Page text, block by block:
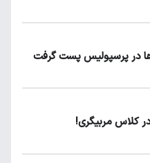
در پرسپولیس پست گرفت
کلاس مربیگری!